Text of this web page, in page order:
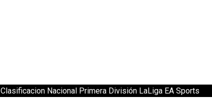
Clasificacion Nacional Primera División LaLiga EA Sports